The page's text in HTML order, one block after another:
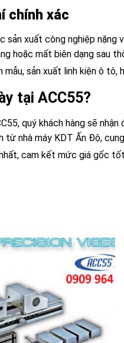
chính xác
xuất công nghiệp nặng
hoặc mất biên dạng sau
sản xuất linh kiện ô tô,
tại ACC55?
quý khách hàng sẽ
từ nhà máy KDT Ấn Độ,
cam kết mức giá gốc